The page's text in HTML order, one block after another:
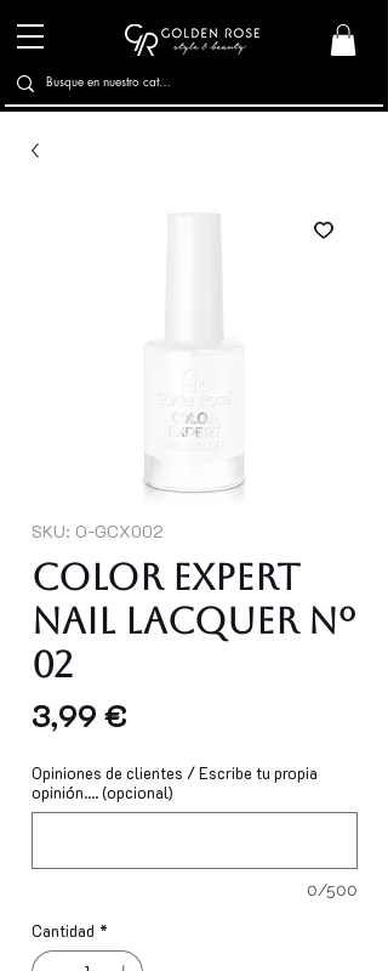
SKU: O-GCX002
Color Expert
Nail Lacquer Nº
02
3,99 €
Opiniones de clientes / Escribe tu propia
opinión.... (opcional)
0/500
Cantidad *